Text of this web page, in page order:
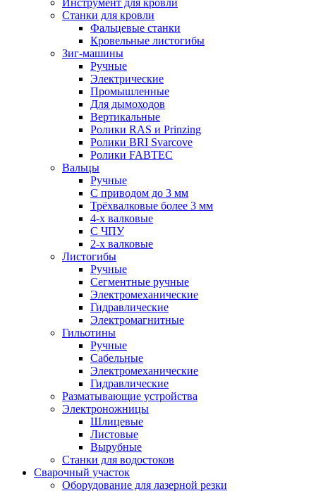
Инструмент для кровли
Станки для кровли
Фальцевые станки
Кровельные листогибы
Зиг-машины
Ручные
Электрические
Промышленные
Для дымоходов
Вертикальные
Ролики RAS и Prinzing
Ролики BRI Svarcove
Ролики FABTEC
Вальцы
Ручные
С приводом до 3 мм
Трёхвалковые более 3 мм
4-х валковые
С ЧПУ
2-х валковые
Листогибы
Ручные
Сегментные ручные
Электромеханические
Гидравлические
Электромагнитные
Гильотины
Ручные
Сабельные
Электромеханические
Гидравлические
Разматывающие устройства
Электроножницы
Шлицевые
Листовые
Вырубные
Станки для водостоков
Сварочный участок
Оборудование для лазерной резки